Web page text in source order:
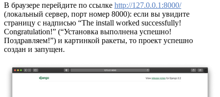
В браузере перейдите по ссылке http://127.0.0.1:8000/
(локальный сервер, порт номер 8000): если вы увидите
страницу с надписью “The install worked successfully!
Congratulation!” (“Установка выполнена успешно!
Поздравляем!”) и картинкой ракеты, то проект успешно
создан и запущен.